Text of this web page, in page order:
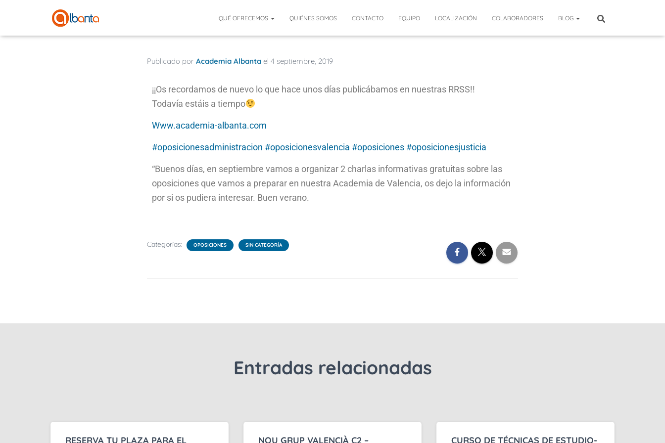
QUÉ OFRECEMOS QUIÉNES SOMOS CONTACTO EQUIPO LOCALIZACIÓN COLABORADORES BLOG
Publicado por Academia Albanta el 4 septiembre, 2019
¡¡Os recordamos de nuevo lo que hace unos días publicábamos en nuestras RRSS!!
Todavía estáis a tiempo
Www.academia-albanta.com
#oposicionesadministracion #oposicionesvalencia #oposiciones #oposicionesjusticia
“Buenos días, en septiembre vamos a organizar 2 charlas informativas gratuitas sobre las
oposiciones que vamos a preparar en nuestra Academia de Valencia, os dejo la información
por si os pudiera interesar. Buen verano.
Categorías: OPOSICIONES SIN CATEGORÍA
Entradas relacionadas
RESERVA TU PLAZA PARA EL NOU GRUP VALENCIÀ C2 – CURSO DE TÉCNICAS DE ESTUDIO-